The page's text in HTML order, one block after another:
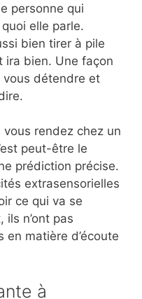
personne qui
elle parle.
bien tirer à pile
ira bien. Une façon
vous détendre et
rendez chez un
peut-être le
prédiction précise.
extrasensorielles
ce qui va se
ils n’ont pas
matière d’écoute
à